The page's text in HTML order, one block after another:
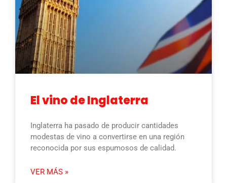
El vino de Inglaterra
Inglaterra ha pasado de producir cantidades
modestas de vino a convertirse en una región
reconocida por sus espumosos de calidad.
VER MÁS »